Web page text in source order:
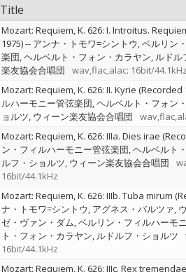
Title
Mozart: Requiem, K. 626: I. Introitus.
1975)-- アンナ・トモワ=シントウ ベルリン
楽団 ヘルベルト・フォン・カラヤン ルドル
楽友協会合唱団
wav,flac,alac: 16bit/44.1kHz
Mozart: Requiem, K. 626: II. Kyrie (Recorded
ルハーモニー管弦楽団 ヘルベルト・フォン
ョルツ ウィーン楽友協会合唱団
Mozart: Requiem, K. 626: IIIa. Dies irae
ン・フィルハーモニー管弦楽団 ヘルベルト
ルフ・ショルツ ウィーン楽友協会合唱団
16bit/44.1kHz
Mozart: Requiem, K. 626: IIIb. Tuba mirum
ナ・トモワ=シントウ アグネス・バルツァ
ゼ・ヴァン・ダム ベルリン・フィルハーモ
ト・フォン・カラヤン ルドルフ・ショルツ
16bit/44.1kHz
Mozart: Requiem, K. 626: IIIc. Rex